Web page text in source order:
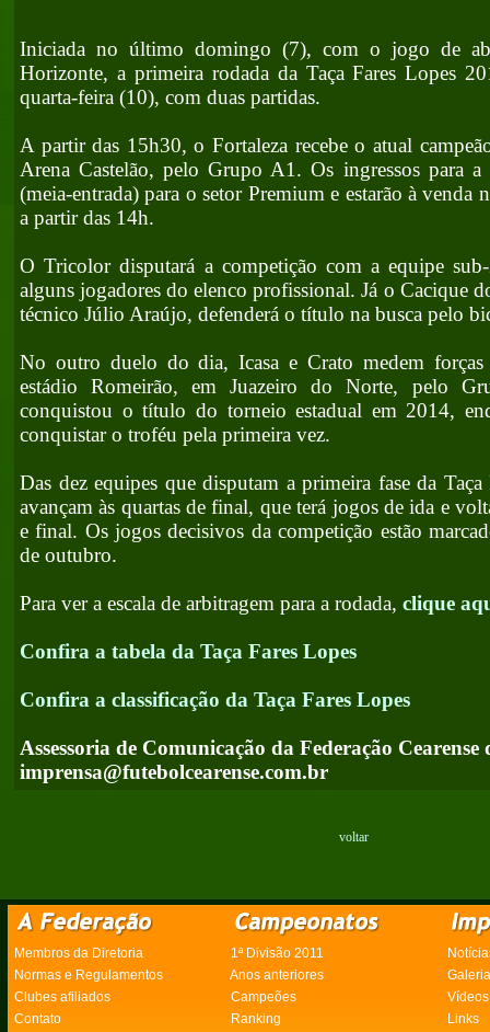
Iniciada no último domingo (7), com o jogo de
Horizonte, a primeira rodada da Taça Fares Lopes
quarta-feira (10), com duas partidas.
A partir das 15h30, o Fortaleza recebe o atual
Arena Castelão, pelo Grupo A1. Os ingressos para
(meia-entrada) para o setor Premium e estarão à venda
a partir das 14h.
O Tricolor disputará a competição com a equipe
alguns jogadores do elenco profissional. Já o Cacique
técnico Júlio Araújo, defenderá o título na busca pelo
No outro duelo do dia, Icasa e Crato medem
estádio Romeirão, em Juazeiro do Norte, pelo
conquistou o título do torneio estadual em 2014,
conquistar o troféu pela primeira vez.
Das dez equipes que disputam a primeira fase da
avançam às quartas de final, que terá jogos de ida e
e final. Os jogos decisivos da competição estão
de outubro.
Para ver a escala de arbitragem para a rodada, clique
Confira a tabela da Taça Fares Lopes
Confira a classificação da Taça Fares Lopes
Assessoria de Comunicação da Federação Cearense
imprensa@futebolcearense.com.br
voltar
Membros da Diretoria 1ª Divisão 2011
Normas e Regulamentos
Anos anteriores
Clubes afiliados
Campeões
Vídeos
Contato
Ranking
Links